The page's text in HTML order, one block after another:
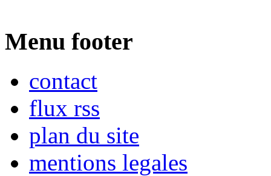
Menu footer
contact
flux rss
plan du site
mentions legales